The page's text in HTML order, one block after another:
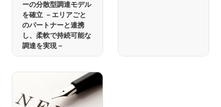
ーの分散型調達モデル
を確立 －エリアごと
のパートナーと連携
し、柔軟で持続可能な
調達を実現－